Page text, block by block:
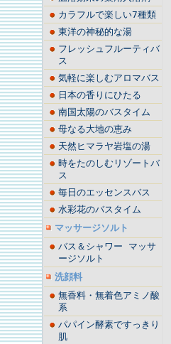
カラフルで楽しい7種類
東洋の神秘的な湯
フレッシュフルーティバ
ス
気軽に楽しむアロマバス
日本の香りにひたる
南国太陽のバスタイム
母なる大地の恵み
天然ヒマラヤ岩塩の湯
時をたのしむリゾートバ
ス
毎日のエッセンスバス
水彩花のバスタイム
マッサージソルト
バス＆シャワー マッサ
ージソルト
洗顔料
無香料・無着色アミノ酸
系
パパイン酵素ですっきり
肌